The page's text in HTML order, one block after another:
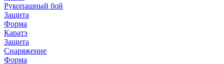
Рукопашный бой
Защита
Форма
Каратэ
Защита
Снаряжение
Форма